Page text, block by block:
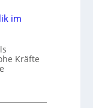
im
Kräfte